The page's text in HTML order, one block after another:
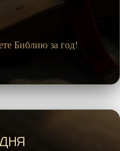
Библию за год!